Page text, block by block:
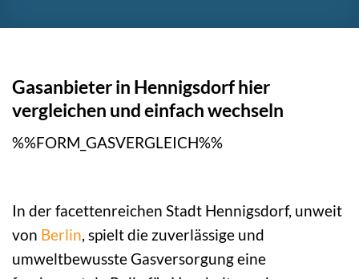
Gasanbieter in Hennigsdorf hier
vergleichen und einfach wechseln
%%FORM_GASVERGLEICH%%
In der facettenreichen Stadt Hennigsdorf, unweit
von Berlin, spielt die zuverlässige und
umweltbewusste Gasversorgung eine